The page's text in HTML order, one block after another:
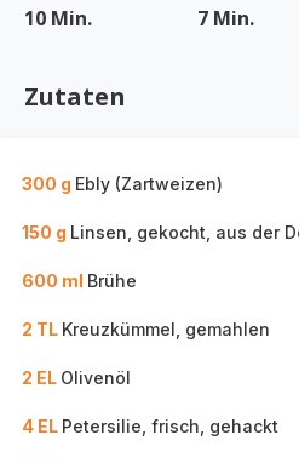
10 Min. 7 Min.
Zutaten
300 g Ebly (Zartweizen)
150 g Linsen, gekocht, aus der
600 ml Brühe
2 TL Kreuzkümmel, gemahlen
2 EL Olivenöl
4 EL Petersilie, frisch, gehackt